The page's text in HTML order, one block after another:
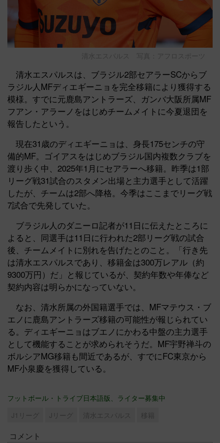
清水エスパルス 写真：アフロスポーツ
清水エスパルスは、ブラジル2部セアラーSCからブ
ラジル人MFディエギーニョを完全移籍により獲得する
模様。すでに元鹿島アントラーズ、ガンバ大阪所属MF
フアン・アラーノをはじめチームメイトに今夏退団を
報告したという。
現在31歳のディエギーニョは、身長175センチの守
備的MF。ゴイアスをはじめブラジル国内複数クラブを
渡り歩く中、2025年1月にセアラーへ移籍。昨季は1部
リーグ戦31試合のスタメン出場と主力選手として活躍
したが、チームは2部へ降格。今季はここまでリーグ戦
7試合で先発していた。
ブラジル人のダニーロ記者が11日に伝えたところに
よると、同選手は11日に行われた2部リーグ戦の試合
後、チームメイトに別れを告げたとのこと。「行き先
は清水エスパルスであり、移籍金は300万レアル（約
9300万円）だ」と報じているが、契約年数や年俸など
契約内容は明らかになっていない。
なお、清水所属の外国籍選手では、MFマテウス・ブ
エノに鹿島アントラーズ移籍の可能性が報じられてい
る。ディエギーニョはブエノにかわる中盤の主力選手
として機能することが求められそうだ。MF宇野禅斗の
ボルシアMG移籍も間近であるが、すでにFC東京から
MF小泉慶を獲得している。
フットボール・トライブ日本語版、ライター募集中
J1リーグ Jリーグ 清水エスパルス 移籍